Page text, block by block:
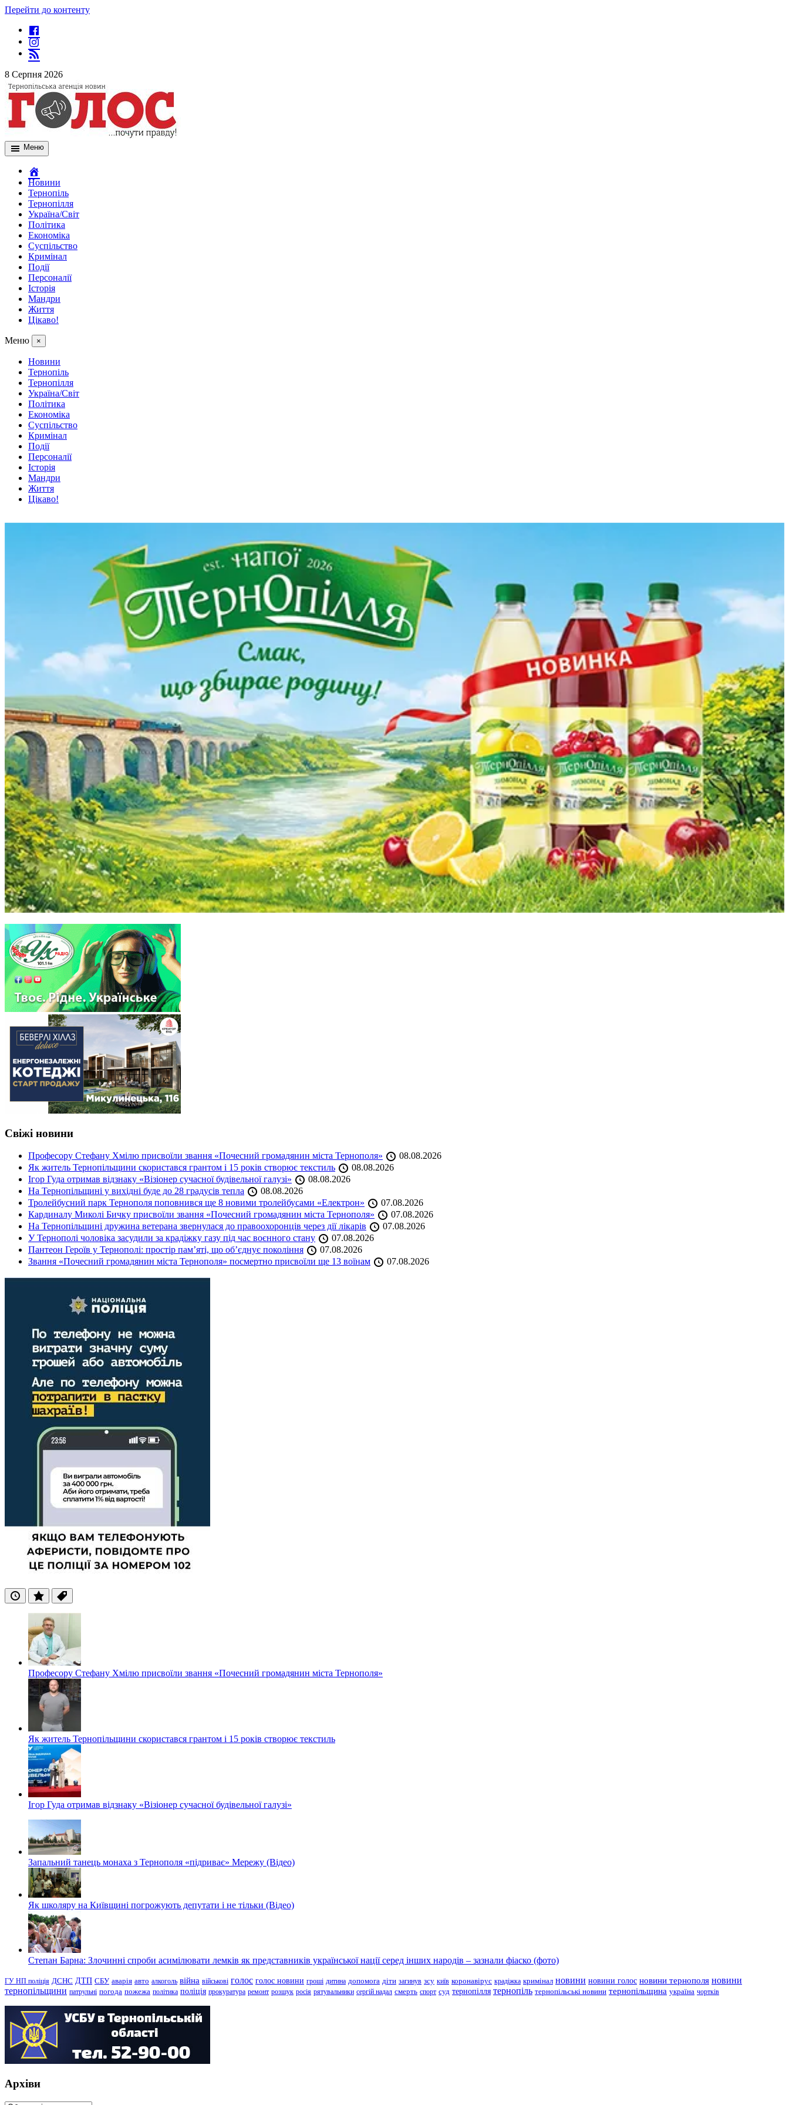
Перейти до контенту
8 Серпня 2026
Меню
Новини
Тернопіль
Тернопілля
Україна/Світ
Політика
Економіка
Суспільство
Кримінал
Події
Персоналії
Історія
Мандри
Життя
Цікаво!
Меню ×
Новини
Тернопіль
Тернопілля
Україна/Світ
Політика
Економіка
Суспільство
Кримінал
Події
Персоналії
Історія
Мандри
Життя
Цікаво!
Свіжі новини
Професору Стефану Хмілю присвоїли звання «Почесний громадянин міста Тернополя»
08.08.2026
Як житель Тернопільщини скористався грантом і 15 років створює текстиль
08.08.2026
Ігор Гуда отримав відзнаку «Візіонер сучасної будівельної галузі»
08.08.2026
На Тернопільщині у вихідні буде до 28 градусів тепла
08.08.2026
Тролейбусний парк Тернополя поповнився ще 8 новими тролейбусами «Електрон»
07.08.2026
Кардиналу Миколі Бичку присвоїли звання «Почесний громадянин міста Тернополя»
07.08.2026
На Тернопільщині дружина ветерана звернулася до правоохоронців через дії лікарів
07.08.2026
У Тернополі чоловіка засудили за крадіжку газу під час воєнного стану
07.08.2026
Пантеон Героїв у Тернополі: простір пам’яті, що об’єднує покоління
07.08.2026
Звання «Почесний громадянин міста Тернополя» посмертно присвоїли ще 13 воїнам
07.08.2026
ОстанніПопулярні
Теги
Професору Стефану Хмілю присвоїли звання «Почесний громадянин міста Тернополя»
Як житель Тернопільщини скористався грантом і 15 років створює текстиль
Ігор Гуда отримав відзнаку «Візіонер сучасної будівельної галузі»
Запальний танець монаха з Тернополя «підриває» Мережу (Відео)
Як школяру на Київщині погрожують депутати і не тільки (Відео)
Степан Барна: Злочинні спроби асимілювати лемків як представників української нації серед інших народів – зазнали фіаско (фото)
ГУ НП поліція ДСНС ДТП СБУ аварія авто алкоголь війна військові голос голос новини гроші дитина допомога діти загинув зсу київ коронавірус крадіжка кримінал новини новини голос новини тернополя новини
тернопільщини патрульні погода пожежа політика поліція прокуратура ремонт розшук росія рятувальники сергій надал смерть спорт суд тернопілля тернопіль тернопільські новини тернопільщина україна чортків
Архіви